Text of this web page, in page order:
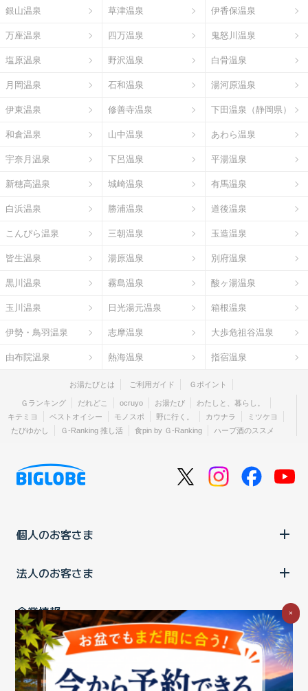
銀山温泉 草津温泉 伊香保温泉
万座温泉 四万温泉 鬼怒川温泉
塩原温泉 野沢温泉 白骨温泉
月岡温泉 石和温泉 湯河原温泉
伊東温泉 修善寺温泉 下田温泉（静岡県）
和倉温泉 山中温泉 あわら温泉
宇奈月温泉 下呂温泉 平湯温泉
新穂高温泉 城崎温泉 有馬温泉
白浜温泉 勝浦温泉 道後温泉
こんぴら温泉 三朝温泉 玉造温泉
皆生温泉 湯原温泉 別府温泉
黒川温泉 霧島温泉 酸ヶ湯温泉
玉川温泉 日光湯元温泉 箱根温泉
伊勢・鳥羽温泉 志摩温泉 大歩危祖谷温泉
由布院温泉 熱海温泉 指宿温泉
お湯たびとは ご利用ガイド Ｇポイント
Ｇランキング だれどこ ocruyo お湯たび
わたしと、暮らし。
キテミヨ
ベストオイシー モノスポ 野に行く。 カウナラ
ミツケヨ
たびゆかし
Ｇ-Ranking 推し活 食pin by Ｇ-Ranking ハーブ酒のススメ
個人のお客さま
法人のお客さま
企業情報
ご利用中の方
×